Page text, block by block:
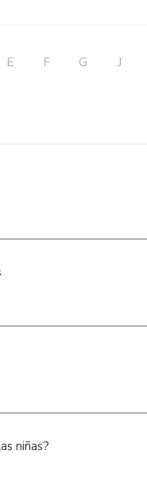
E F G J
niñas?